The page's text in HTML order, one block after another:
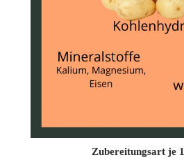
Zubereitungsart je